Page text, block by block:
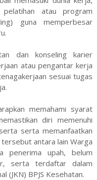
atau program
guna memperbesar
dan konseling karier
atau pengantar kerja
sesuai tugas
memahami syarat
diri memenuhi
serta memanfaatkan
antara lain Warga
penerima upah, belum
serta terdaftar dalam
(JKN) BPJS Kesehatan.